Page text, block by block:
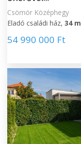
Csömör Középhegy
Eladó családi ház, 34 m
54 990 000 Ft